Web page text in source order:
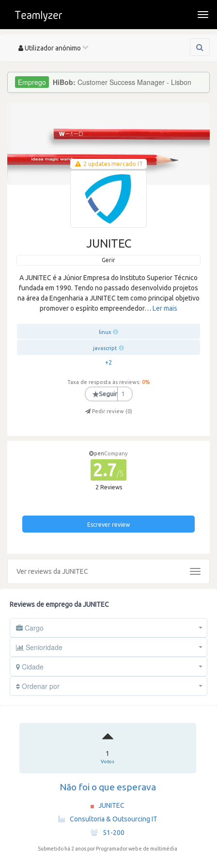
Toggle
Utilizador anónimo
HiBob: Customer Success Manager - Lisbon
2 updates mercado IT
JUNITEC
Gerir
A JUNITEC é a Júnior Empresa do Instituto Superior Técnico
fundada em 1990. Tendo no passado desenvolvido projetos
na área da Engenharia a JUNITEC tem como principal objetivo
promover o espírito empreendedor… Ler mais
linux
javascript
+2
Taxa de resposta às reviews: 0%
★Seguir 1
Pedir review (0)
penCompany
2.7/5
2 Reviews
Escrever review
Ver reviews da JUNITEC
Toggle
Reviews de emprego da JUNITEC
Cargo
Senioridade
Cidade
Ordenar por
1
Votos
Não foi o que esperava
JUNITEC
·
Consultoria & Outsourcing IT
·
51-200
Submetido há 2 anos por Programador web e de multimédia